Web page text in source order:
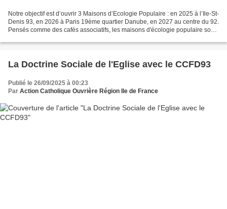
Notre objectif est d’ouvrir 3 Maisons d’Ecologie Populaire : en 2025 à l’Ile-St-
Denis 93, en 2026 à Paris 19ème quartier Danube, en 2027 au centre du 92.
Pensés comme des cafés associatifs, les maisons d'écologie populaire sont
La Doctrine Sociale de l'Eglise avec le CCFD93
Publié le 26/09/2025 à 00:23
Par Action Catholique Ouvrière Région Ile de France